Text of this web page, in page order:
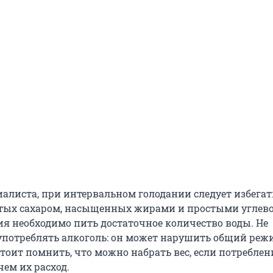
при интервальном голодании следует
сахаром, насыщенных жирами и простыми
необходимо пить достаточное количество воды. Не
алкоголь: он может нарушить общий
помнить, что можно набрать вес, если
их расход.